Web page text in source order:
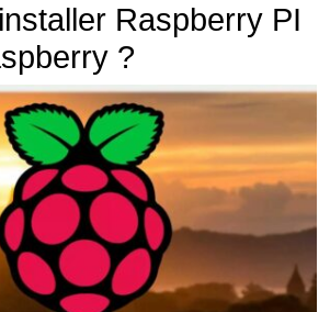
Raspberry PI
?